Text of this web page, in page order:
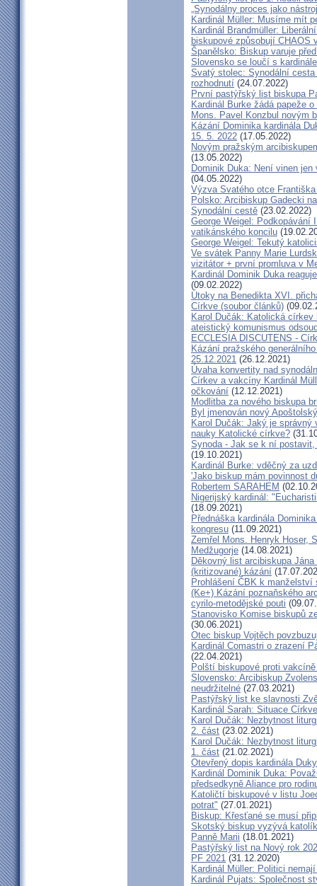
„Synodálny proces jako
Kardinál Müller: Musíme mít
Kardinál Brandmüller:
biskupové způsobují CHAOS
Španělsko: Biskup varuje
Slovensko se loučí s
Svatý stolec: Synodální
rozhodnutí (24.07.2022)
První pastýřský list biskupa
Kardinál Burke žádá papeže
Mons. Pavel Konzbul novým
Kázání Dominika kardinála
15. 5. 2022 (17.05.2022)
Novým pražským
(13.05.2022)
Dominik Duka: Není vinen
(04.05.2022)
Výzva Svatého otce
Polsko: Arcibiskup Gadecki
Synodální cestě (23.02.2022)
George Weigel: Podkopávání
vatikánského koncilu
George Weigel: Tekutý
Ve svátek Panny Marie
vizitátor + první promluva v
Kardinál Dominik Duka
(09.02.2022)
Útoky na Benedikta XVI.
Církve (soubor článků)
Karol Dučák: Katolická církev
ateistický komunismus
ECCLESIA DISCUTENS -
Kázání pražského
25.12.2021 (26.12.2021)
Úvaha konvertity nad
Církev a vakcíny Kardinál
očkování (12.12.2021)
Modlitba za nového biskupa
Byl jmenován nový
Karol Dučák: Jaký je
nauky Katolické církve?
Synoda - Jak se k ní
(19.10.2021)
Kardinál Burke: vděčný za
'Jako biskup mám povinnost
Robertem SARAHEM
Nigerijský kardinál:
(18.09.2021)
Přednáška kardinála
kongresu (11.09.2021)
Zemřel Mons. Henryk Hoser,
Medžugorje (14.08.2021)
Děkovný list arcibiskupa
(kritizované) kázání
Prohlášení ČBK k manželství
(Ke+) Kázání poznaňského
cyrilo-metodějské pouti
Stanovisko Komise biskupů
(30.06.2021)
Otec biskup Vojtěch
Kardinál Comastri o zrazení
(22.04.2021)
Polští biskupové proti
Slovensko: Arcibiskup
neudržitelné (27.03.2021)
Pastýřský list ke slavnosti
Kardinál Sarah: Situace
Karol Dučák: Nezbytnost
2. část (23.02.2021)
Karol Dučák: Nezbytnost
1. část (21.02.2021)
Otevřený dopis kardinála
Kardinál Dominik Duka:
předsedkyně Aliance pro
Katoličtí biskupové v listu
potrat" (27.01.2021)
Biskup: Křesťané se musí
Skotský biskup vyzývá
Panně Marii (18.01.2021)
Pastýřský list na Nový rok
PF 2021 (31.12.2020)
Kardinál Müller: Politici
Kardinál Pujats: Společnost